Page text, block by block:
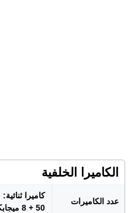
الكاميرا الخلفية
عدد الكاميرات
كاميرا ثنائية:
50 + 8 ميجابكسل